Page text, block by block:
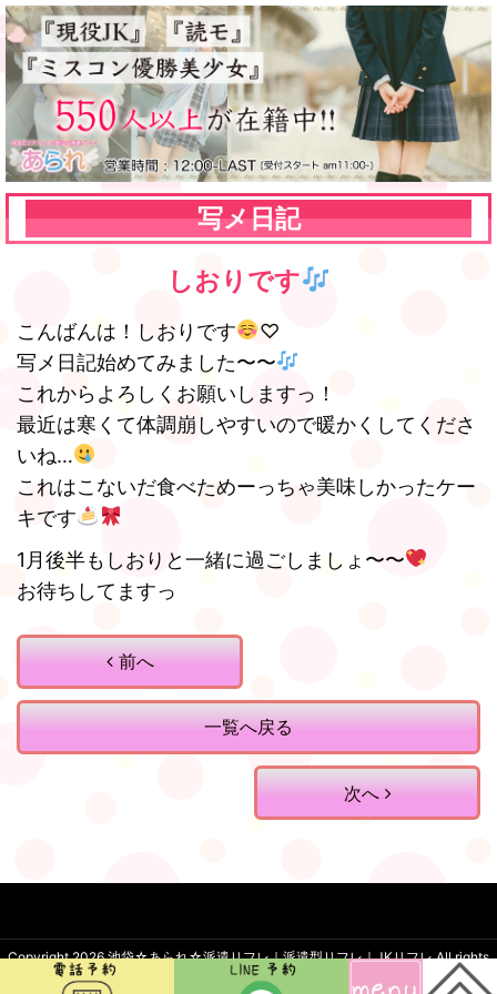
写メ日記
しおりです
こんばんは！しおりです
♡
写メ日記始めてみました〜〜
これからよろしくお願いしますっ！
最近は寒くて体調崩しやすいので暖かくしてくださ
いね…
これはこないだ食べためーっちゃ美味しかったケー
キです
1月後半もしおりと一緒に過ごしましょ〜〜
お待ちしてますっ
前へ
一覧へ戻る
次へ
Copyright 2026池袋☆あられ☆派遣リフレ｜派遣型リフレ｜JKリフレ.All rights
reserved